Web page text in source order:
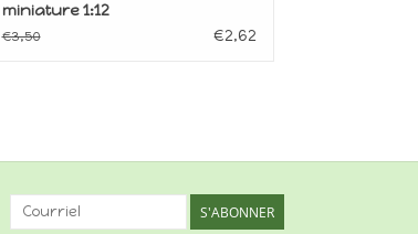
miniature 1:12
€3,50 €2,62
S'ABONNER